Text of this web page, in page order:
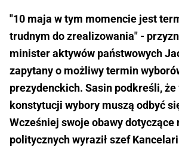
"10 maja w tym momencie jest
trudnym do zrealizowania" -
minister aktywów państwowych
zapytany o możliwy termin
prezydenckich. Sasin podkreśli, że
konstytucji wybory muszą odbyć
Wcześniej swoje obawy dotyczące
politycznych wyraził szef